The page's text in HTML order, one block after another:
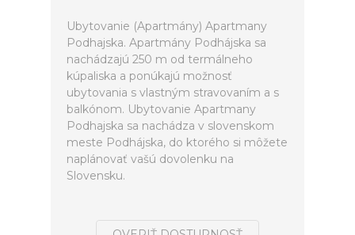
Ubytovanie (Apartmány) Apartmany
Podhajska. Apartmány Podhájska sa
nachádzajú 250 m od termálneho
kúpaliska a ponúkajú možnosť
ubytovania s vlastným stravovaním a s
balkónom. Ubytovanie Apartmany
Podhajska sa nachádza v slovenskom
meste Podhájska, do ktorého si môžete
naplánovať vašú dovolenku na
Slovensku.